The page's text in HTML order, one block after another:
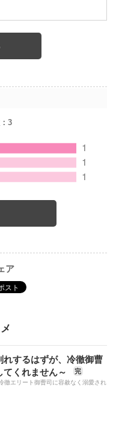
3
ア
れするはずが、冷徹御曹
くれません～
完
徹エリート御曹司に容赦なく溺愛され